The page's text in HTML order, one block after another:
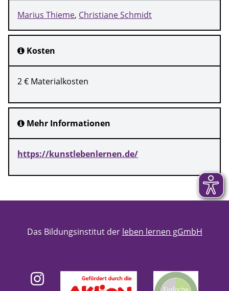
Marius Thieme Christiane Schmidt
Kosten
2 € Materialkosten
Mehr Informationen
https://kunstlebenlernen.de/
Das Bildungsinstitut der leben lernen gGmbH